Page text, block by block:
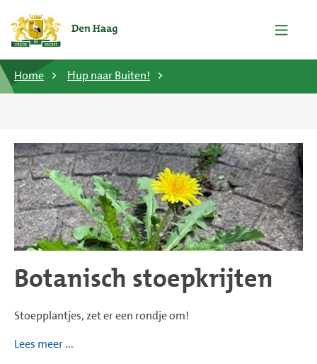
Home Ηup naar Buiten!
Botanisch stoepkrijten
Stoepplantjes, zet er een rondje om!
Lees meer ...